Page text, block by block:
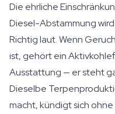
Die ehrliche
Diesel-Abstammung
Richtig laut. Wenn
ist, gehört ein
Ausstattung — er steht
Dieselbe
macht, kündigt sich